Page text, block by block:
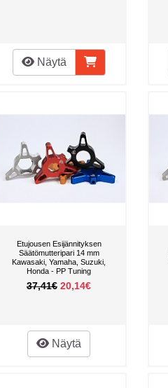
Näytä
Etujousen Esijännityksen
Säätömutteripari 14 mm
Kawasaki, Yamaha, Suzuki,
Honda - PP Tuning
37,41€ 20,14€
Näytä